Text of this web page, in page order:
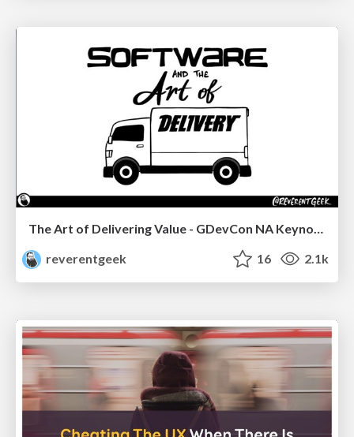
The Art of Delivering Value - GDevCon NA Keynote
reverentgeek
16 2.1k